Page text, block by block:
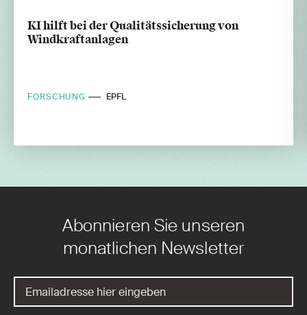
KI hilft bei der Qualitätssicherung von
Windkraftanlagen
FORSCHUNG EPFL
Abonnieren Sie unseren
monatlichen Newsletter